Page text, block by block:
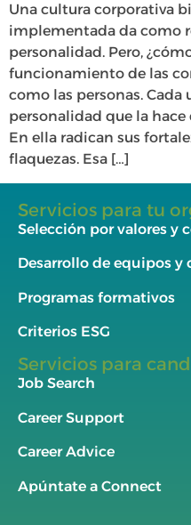
Una cultura corporativa
implementada da como
personalidad. Pero,
funcionamiento de las
como las personas. Cada
personalidad que la
En ella radican sus
flaquezas. Esa […]
Servicios para tu
Selección por valores y
Desarrollo de equipos y
Programas formativos
Criterios ESG
Servicios para
Job Search
Career Support
Career Advice
Apúntate a Connect